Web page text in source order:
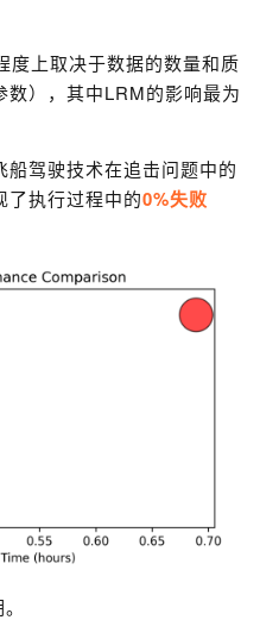
度上取决于数据的数量和质
），其中LRM的影响最为
驾驶技术在追击问题中的
了执行过程中的0%失败